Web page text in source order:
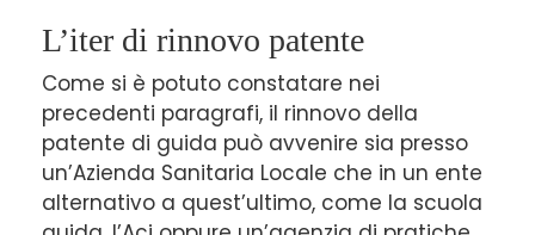
L’iter di rinnovo patente
Come si è potuto constatare nei
precedenti paragrafi, il rinnovo della
patente di guida può avvenire sia presso
un’Azienda Sanitaria Locale che in un ente
alternativo a quest’ultimo, come la scuola